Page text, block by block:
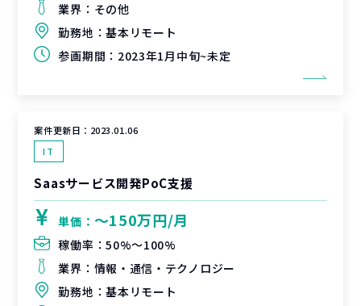
業界： その他
勤務地：基本リモート
参画期間： 2023年1月中旬~未定
案件更新日： 2023.01.06
IT
Saasサービス開発PoC支援
単価： 〜150万円/月
稼働率：50%〜100%
業界： 情報・通信・テクノロジー
勤務地：基本リモート